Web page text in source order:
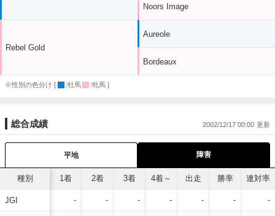
Rebel Gold
Noors Image
Aureole
Bordeaux
※性別の色分け [ :牡馬 :牝馬 ]
総合成績 2002/12/17 00:00
平地 障害
種別
JGI
1着 2着 3着 4着～ 出走 勝率 連対率
- - - - - - -